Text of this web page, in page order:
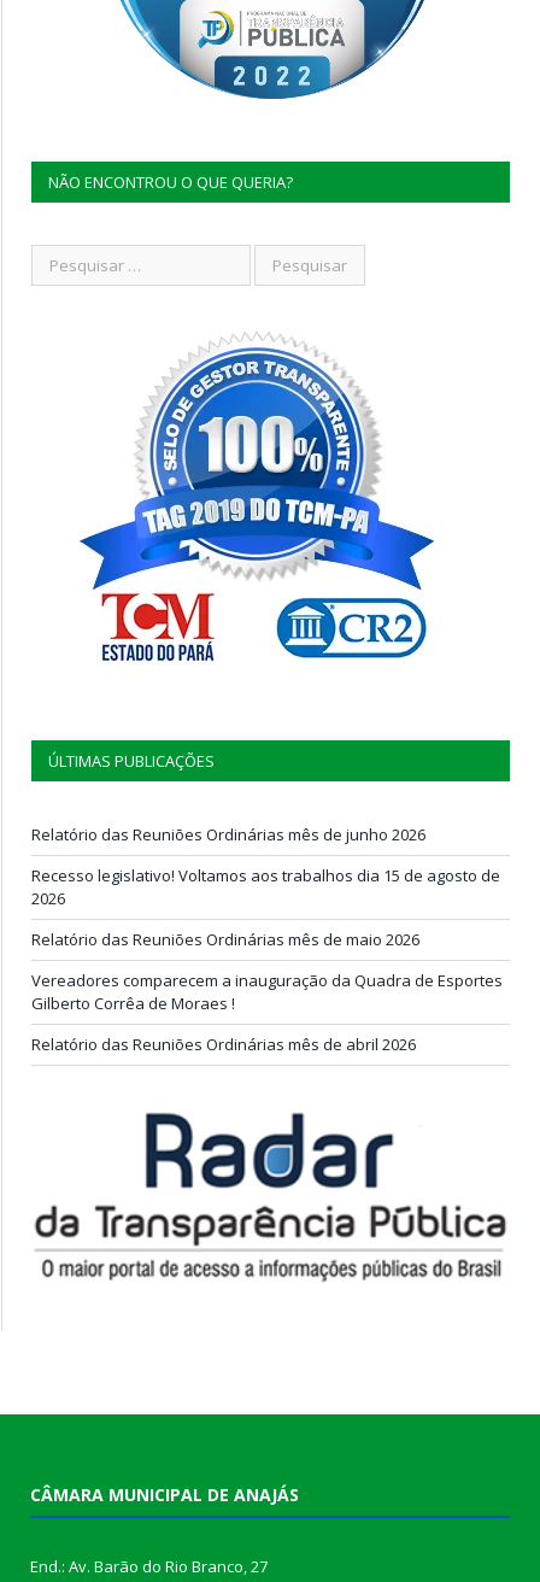
NÃO ENCONTROU O QUE QUERIA?
ÚLTIMAS PUBLICAÇÕES
Relatório das Reuniões Ordinárias mês de junho 2026
Recesso legislativo! Voltamos aos trabalhos dia 15 de agosto de
2026
Relatório das Reuniões Ordinárias mês de maio 2026
Vereadores comparecem a inauguração da Quadra de Esportes
Gilberto Corrêa de Moraes !
Relatório das Reuniões Ordinárias mês de abril 2026
CÂMARA MUNICIPAL DE ANAJÁS
End.: Av. Barão do Rio Branco, 27